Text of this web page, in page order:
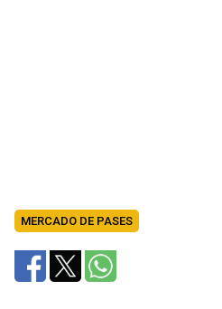
MERCADO DE PASES